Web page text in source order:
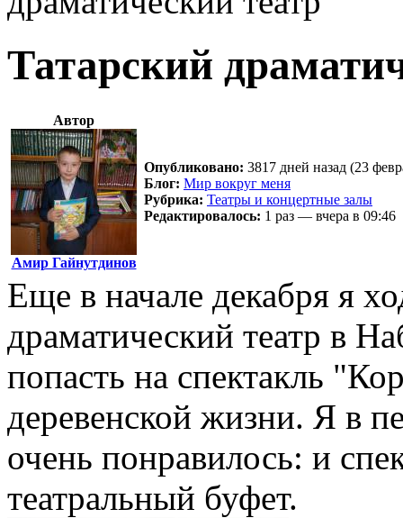
Татарский
Автор
Амир Гайнутдинов
Опубликовано: 3817 дней назад (23
Блог: Мир вокруг меня
Рубрика: Театры и концертные залы
Редактировалось: 1 раз — вчера в 09:46
Еще в начале декабря я
драматический театр в
попасть на спектакль
деревенской жизни. Я в
очень понравилось: и
театральный буфет.